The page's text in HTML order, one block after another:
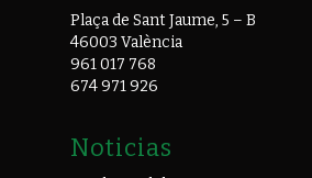
Plaça de Sant Jaume, 5 – B
46003 València
961 017 768
674 971 926
Noticias